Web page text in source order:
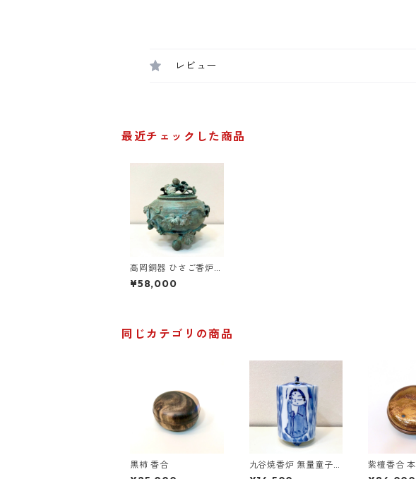
レビュー
最近チェックした商品
高岡銅器 ひさご香炉
須賀月芳
¥58,000
同じカテゴリの商品
黒柿 香合
九谷焼香炉 無量童子
髙垣康平
紫檀香合
荒木省山